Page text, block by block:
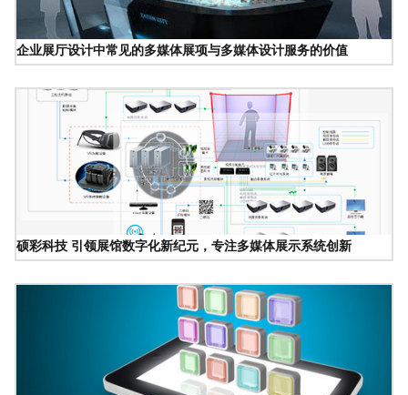
企业展厅设计中常见的多媒体展项与多媒体设计服务的价值
硕彩科技 引领展馆数字化新纪元，专注多媒体展示系统创新